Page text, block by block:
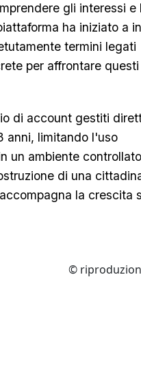
gli interessi e
ha iniziato a
termini legati
per affrontare
di account gestiti
anni, limitando l'uso
un ambiente
di una
la crescita
©